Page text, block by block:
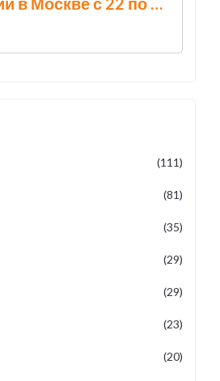
199-летия МГУ
(111)
(81)
(35)
(29)
(29)
(23)
(20)